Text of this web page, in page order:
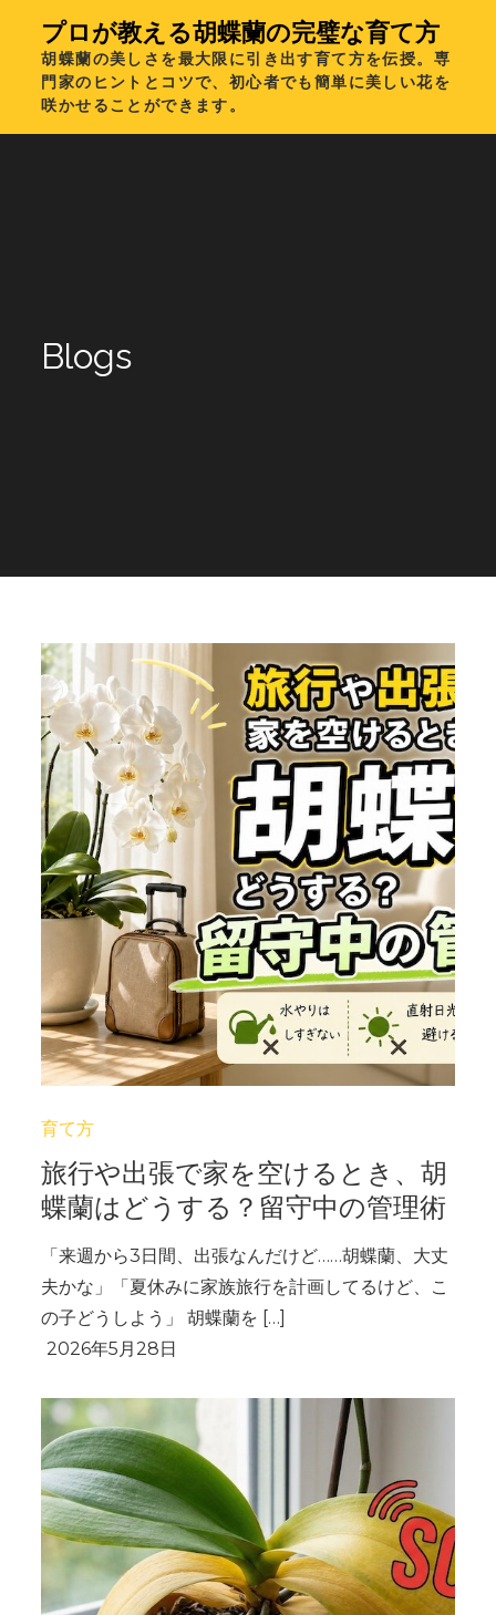
content
プロが教える胡蝶蘭の完璧な育て方
胡蝶蘭の美しさを最大限に引き出す育て方を伝授。専
門家のヒントとコツで、初心者でも簡単に美しい花を
咲かせることができます。
Blogs
育て方
旅行や出張で家を空けるとき、胡
蝶蘭はどうする？留守中の管理術
「来週から3日間、出張なんだけど……胡蝶蘭、大丈
夫かな」「夏休みに家族旅行を計画してるけど、こ
の子どうしよう」 胡蝶蘭を […]